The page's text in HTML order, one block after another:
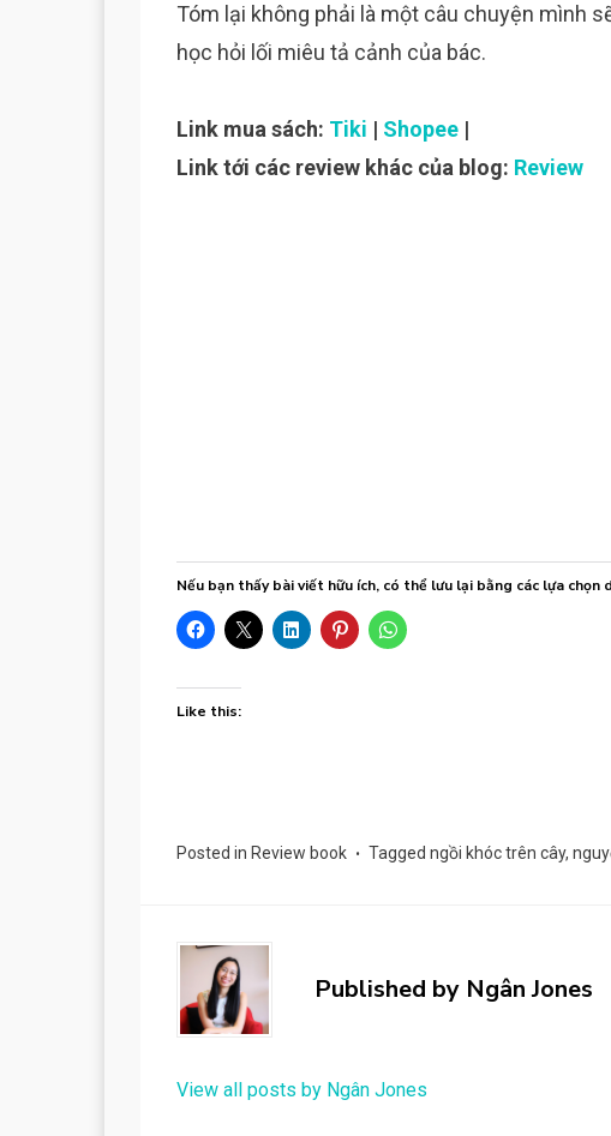
Tóm lại không phải là một câu chuyện mình
học hỏi lối miêu tả cảnh của bác.
Link mua sách: Tiki | Shopee |
Link tới các review khác của blog: Review
Nếu bạn thấy bài viết hữu ích, có thể lưu lại bằng các lựa chọn
Like this:
Posted in Review book Tagged ngồi khóc trên cây,
Published by Ngân Jones
View all posts by Ngân Jones